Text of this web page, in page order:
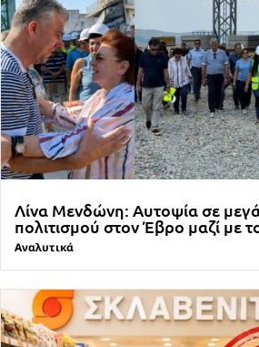
Λίνα Μενδώνη: Αυτοψία σε
πολιτισμού στον Έβρο μαζί με
Αναλυτικά